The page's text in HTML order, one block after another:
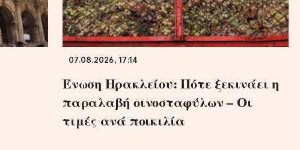
07.08.2026, 17:14
Ένωση Ηρακλείου: Πότε ξεκινάει η
παραλαβή οινοσταφύλων – Οι
τιμές ανά ποικιλία